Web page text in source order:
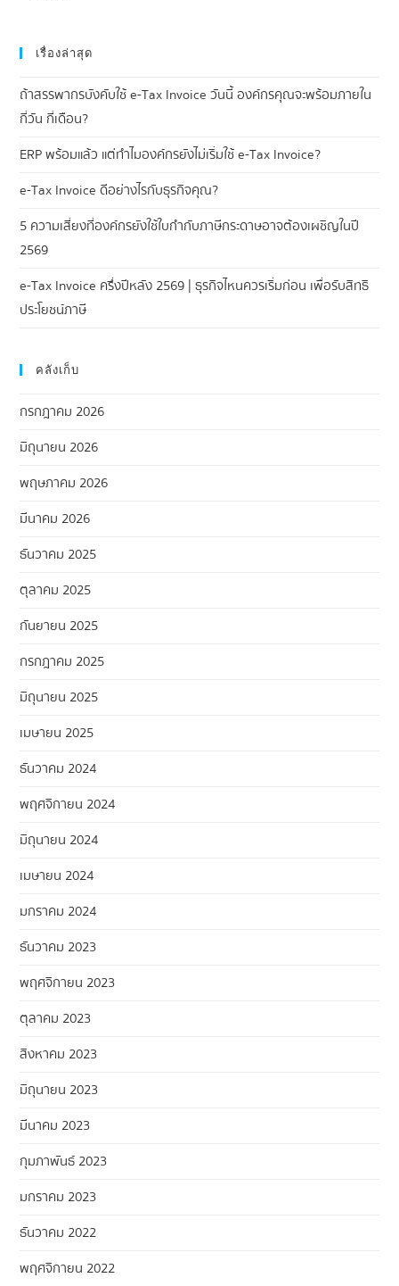
เรื่องล่าสุด
ถ้าสรรพากรบังคับใช้ e-Tax Invoice วันนี้ องค์กรคุณจะพร้อมภายใน
กี่วัน กี่เดือน?
ERP พร้อมแล้ว แต่ทำไมองค์กรยังไม่เริ่มใช้ e-Tax Invoice?
e-Tax Invoice ดีอย่างไรกับธุรกิจคุณ?
5 ความเสี่ยงที่องค์กรยังใช้ใบกำกับภาษีกระดาษอาจต้องเผชิญในปี
2569
e-Tax Invoice ครึ่งปีหลัง 2569 | ธุรกิจไหนควรเริ่มก่อน เพื่อรับสิทธิ
ประโยชน์ภาษี
คลังเก็บ
กรกฎาคม 2026
มิถุนายน 2026
พฤษภาคม 2026
มีนาคม 2026
ธันวาคม 2025
ตุลาคม 2025
กันยายน 2025
กรกฎาคม 2025
มิถุนายน 2025
เมษายน 2025
ธันวาคม 2024
พฤศจิกายน 2024
มิถุนายน 2024
เมษายน 2024
มกราคม 2024
ธันวาคม 2023
พฤศจิกายน 2023
ตุลาคม 2023
สิงหาคม 2023
มิถุนายน 2023
มีนาคม 2023
กุมภาพันธ์ 2023
มกราคม 2023
ธันวาคม 2022
พฤศจิกายน 2022